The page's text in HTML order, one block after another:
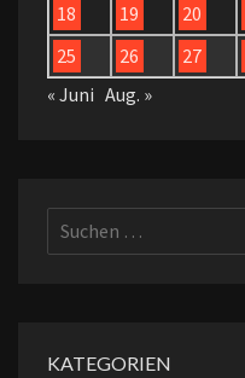
18
19 20
25
26 27
« Juni Aug. »
Suchen
nach:
KATEGORIEN